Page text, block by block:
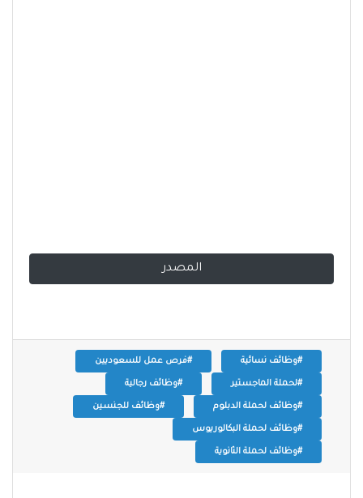
المصدر
#وظائف نسائية #فرص عمل للسعوديين
#لحملة الماجستير #وظائف رجالية
#وظائف لحملة الدبلوم #وظائف للجنسين
#وظائف لحملة البكالوريوس
#وظائف لحملة الثانوية